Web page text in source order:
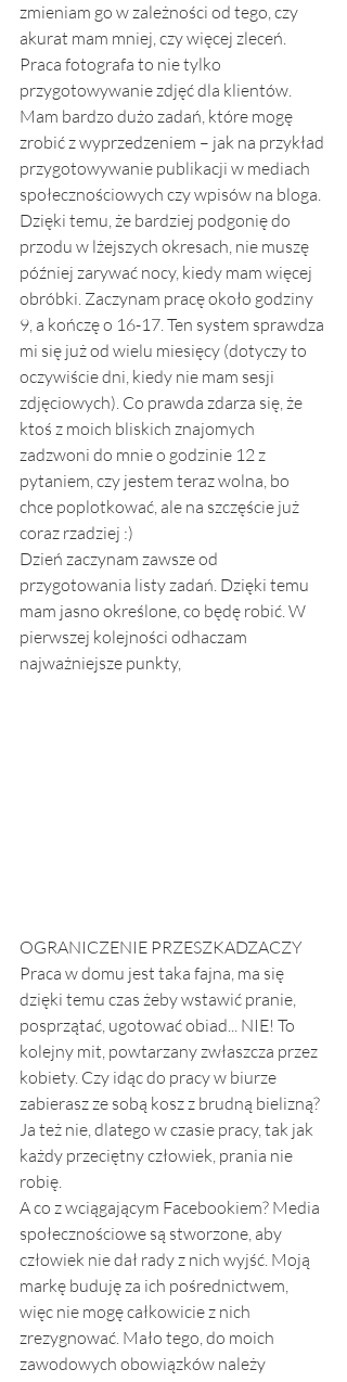
zmieniam go w zależności od tego, czy
akurat mam mniej, czy więcej zleceń.
Praca fotografa to nie tylko
przygotowywanie zdjęć dla klientów.
Mam bardzo dużo zadań, które mogę
zrobić z wyprzedzeniem – jak na przykład
przygotowywanie publikacji w mediach
społecznościowych czy wpisów na bloga.
Dzięki temu, że bardziej podgonię do
przodu w lżejszych okresach, nie muszę
później zarywać nocy, kiedy mam więcej
obróbki. Zaczynam pracę około godziny
9, a kończę o 16-17. Ten system sprawdza
mi się już od wielu miesięcy (dotyczy to
oczywiście dni, kiedy nie mam sesji
zdjęciowych). Co prawda zdarza się, że
ktoś z moich bliskich znajomych
zadzwoni do mnie o godzinie 12 z
pytaniem, czy jestem teraz wolna, bo
chce poplotkować, ale na szczęście już
coraz rzadziej :)
Dzień zaczynam zawsze od
przygotowania listy zadań. Dzięki temu
mam jasno określone, co będę robić. W
pierwszej kolejności odhaczam
najważniejsze punkty,
OGRANICZENIE PRZESZKADZACZY
Praca w domu jest taka fajna, ma się
dzięki temu czas żeby wstawić pranie,
posprzątać, ugotować obiad... NIE! To
kolejny mit, powtarzany zwłaszcza przez
kobiety. Czy idąc do pracy w biurze
zabierasz ze sobą kosz z brudną bielizną?
Ja też nie, dlatego w czasie pracy, tak jak
każdy przeciętny człowiek, prania nie
robię.
A co z wciągającym Facebookiem? Media
społecznościowe są stworzone, aby
człowiek nie dał rady z nich wyjść. Moją
markę buduję za ich pośrednictwem,
więc nie mogę całkowicie z nich
zrezygnować. Mało tego, do moich
zawodowych obowiązków należy